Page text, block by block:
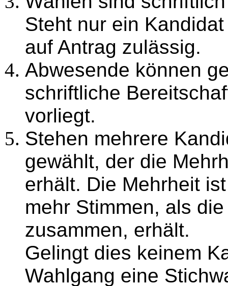
Steht nur ein
auf Antrag zulässig.
Abwesende können
schriftliche
vorliegt.
Stehen mehrere
gewählt, der die
erhält. Die Mehrheit
mehr Stimmen, als
zusammen, erhält.
Gelingt dies keinem
Wahlgang eine